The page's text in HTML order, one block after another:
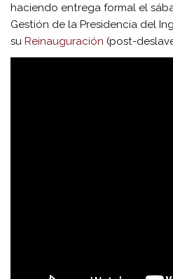
haciendo entrega formal el
Gestión de la Presidencia del
suReinauguración (post-